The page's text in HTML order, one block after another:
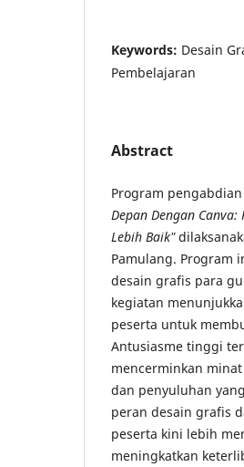
Keywords: Desain
Pembelajaran
Abstract
Program
Depan Dengan
Lebih Baik"
Pamulang. Program
desain grafis para
kegiatan
peserta untuk
Antusiasme tinggi
mencerminkan
dan penyuluhan
peran desain grafis
peserta kini lebih
meningkatkan